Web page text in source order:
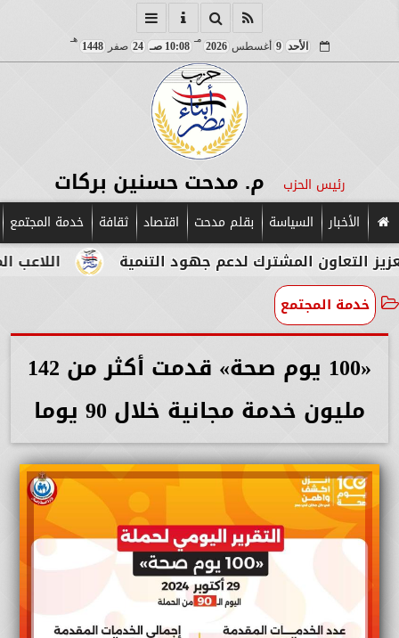
الأحد 9 أغسطس2026
مـ
10:08 صـ 24 صفر1448
هـ
رئيس الحزب م. مدحت حسنين بركات
الأخبار السياسة بقلم مدحت اقتصاد ثقافة خدمة المجتمع
اللاعب المصري المشترك لدعم جهود التنمية
خدمة المجتمع
«100 يوم صحة» قدمت أكثر من 142
مليون خدمة مجانية خلال 90 يوما